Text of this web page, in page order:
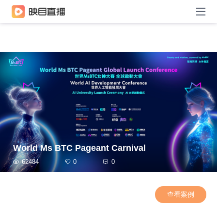
World Ms BTC Pageant Carnival
62484 0 0
查看案例